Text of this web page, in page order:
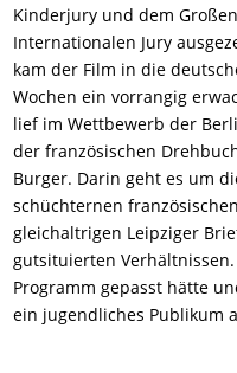
Kinderjury und dem
Internationalen Jury
kam der Film in die
Wochen ein vorrangig
lief im Wettbewerb der
der französischen
Burger. Darin geht es um
schüchternen
gleichaltrigen Leipziger
gutsituierten
Programm gepasst hätte
ein jugendliches Publikum